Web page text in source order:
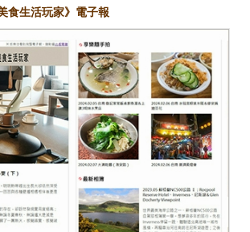
食生活玩家》電子報